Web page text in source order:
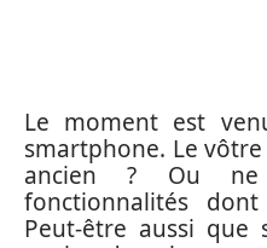
Le moment est
smartphone. Le
ancien ? Ou
fonctionnalités
Peut-être aussi que